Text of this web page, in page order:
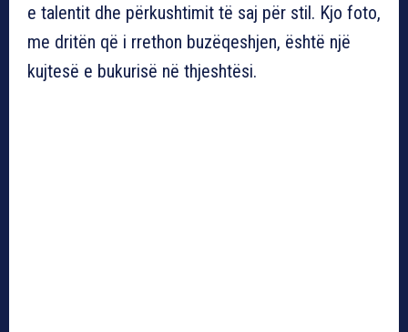
e talentit dhe përkushtimit të saj për stil. Kjo foto,
me dritën që i rrethon buzëqeshjen, është një
kujtesë e bukurisë në thjeshtësi.